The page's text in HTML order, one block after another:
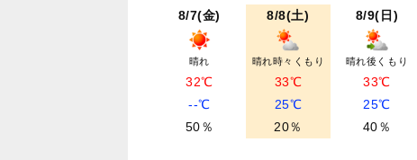
8/7(金)
晴れ
32℃
--℃
50％
8/8(土)
晴れ時々くもり
33℃
25℃
20％
8/9(日)
晴れ後くもり
33℃
25℃
40％